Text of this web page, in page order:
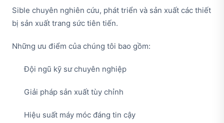
Sible chuyên nghiên cứu, phát triển và sản xuất các thiết
bị sản xuất trang sức tiên tiến.
Những ưu điểm của chúng tôi bao gồm:
Đội ngũ kỹ sư chuyên nghiệp
Giải pháp sản xuất tùy chỉnh
Hiệu suất máy móc đáng tin cậy